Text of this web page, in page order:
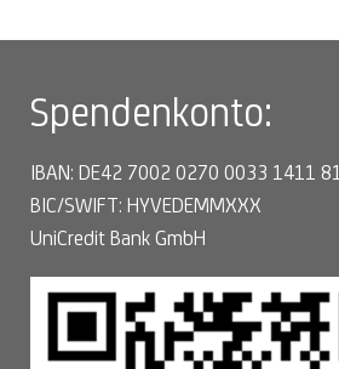
Spendenkonto:
IBAN: DE42 7002 0270 0033 1411 81
BIC/SWIFT: HYVEDEMMXXX
UniCredit Bank GmbH